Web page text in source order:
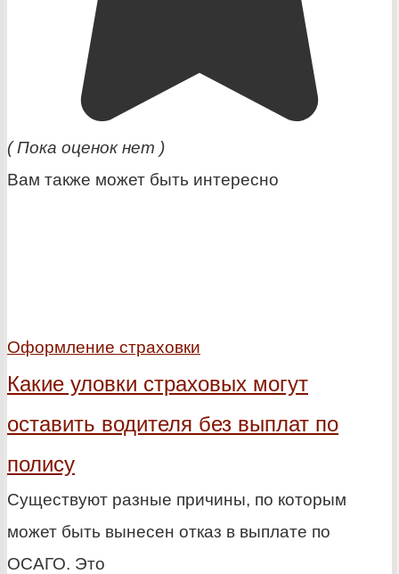
( Пока оценок нет )
Вам также может быть интересно
Оформление страховки
Какие уловки страховых могут
оставить водителя без выплат по
полису
Существуют разные причины, по которым
может быть вынесен отказ в выплате по
ОСАГО. Это